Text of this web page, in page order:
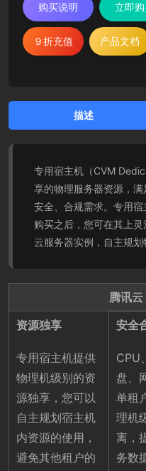
购买说明 立即
９折充值 产品文档
描述
专用宿主机（CVM
享的物理服务器资源，满
安全、合规需求。专用宿
购买之后，您可在其上
云服务器实例，自主规划
腾讯
资源独享
专用宿主机提供
物理机级别的资
源独享，您可以
自主规划宿主机
内资源的使用，
避免其他租户的
安全
CPU
盘、
单租
理机
离，
务数